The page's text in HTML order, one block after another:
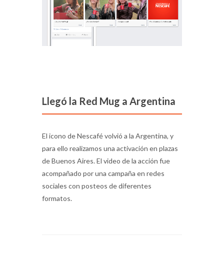
Llegó la Red Mug a Argentina
El icono de Nescafé volvió a la Argentina, y
para ello realizamos una activación en plazas
de Buenos Aires. El video de la acción fue
acompañado por una campaña en redes
sociales con posteos de diferentes
formatos.